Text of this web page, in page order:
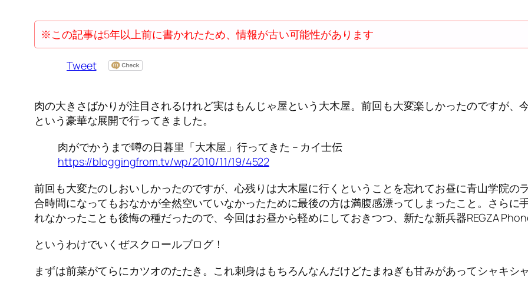
※この記事は5年以上前に書かれたため、情報が古い可能性があります
Tweet
肉の大きさばかりが注目されるけれど実はもんじゃ屋という大木屋。前回も大変楽しかったのですが、
という豪華な展開で行ってきました。
肉がでかうまで噂の日暮里「大木屋」行ってきた – カイ士伝
https://bloggingfrom.tv/wp/2010/11/19/4522
前回も大変たのしおいしかったのですが、心残りは大木屋に行くということを忘れてお昼に青山学院の
合時間になってもおなかが全然空いていなかったために最後の方は満腹感漂ってしまったこと。さらに
れなかったことも後悔の種だったので、今回はお昼から軽めにしておきつつ、新たな新兵器REGZA
というわけでいくぜスクロールブログ！
まずは前菜がてらにカツオのたたき。これ刺身はもちろんなんだけどたまねぎも甘みがあってシャキシ